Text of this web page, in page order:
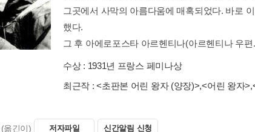
그곳에서 사막의 아름다움에 매혹되었다. 바로
했다.
그 후 아에로포스타 아르헨티나(아르헨티나 우편
수상 : 1931년 프랑스 페미나상
최근작 :<초판본 어린 왕자 (양장)>,<어린 왕자>,
(옮긴이) 저자파일 신간알림 신청